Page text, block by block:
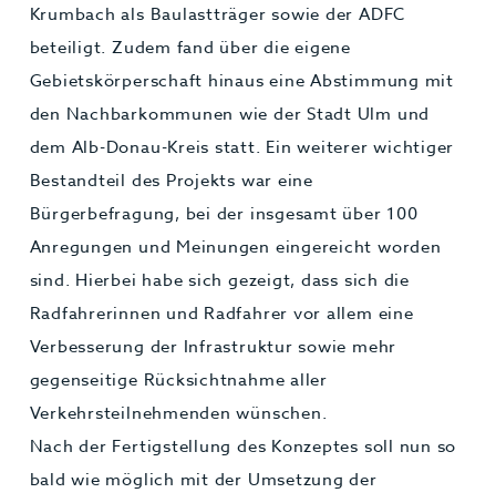
Krumbach als Baulastträger sowie der ADFC
beteiligt. Zudem fand über die eigene
Gebietskörperschaft hinaus eine Abstimmung mit
den Nachbarkommunen wie der Stadt Ulm und
dem Alb-Donau-Kreis statt. Ein weiterer wichtiger
Bestandteil des Projekts war eine
Bürgerbefragung, bei der insgesamt über 100
Anregungen und Meinungen eingereicht worden
sind. Hierbei habe sich gezeigt, dass sich die
Radfahrerinnen und Radfahrer vor allem eine
Verbesserung der Infrastruktur sowie mehr
gegenseitige Rücksichtnahme aller
Verkehrsteilnehmenden wünschen.
Nach der Fertigstellung des Konzeptes soll nun so
bald wie möglich mit der Umsetzung der